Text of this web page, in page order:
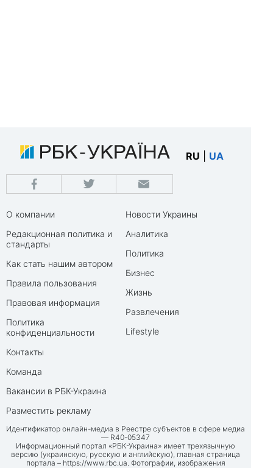
RU UA
О компании
Редакционная политика и
стандарты
Как стать нашим автором
Правила пользования
Правовая информация
Политика
конфиденциальности
Контакты
Команда
Вакансии в РБК-Украина
Разместить рекламу
Новости Украины
Аналитика
Политика
Бизнес
Жизнь
Развлечения
Lifestyle
Идентификатор онлайн-медиа в Реестре субъектов в сфере медиа
— R40-05347
Информационный портал «РБК-Украина» имеет трехязычную
версию (украинскую, русскую и английскую), главная страница
портала – https://www.rbc.ua. Фотографии, изображения